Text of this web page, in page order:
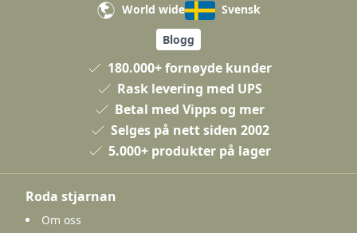
World wide
Svensk
Blogg
180.000+ fornøyde kunder
Rask levering med UPS
Betal med Vipps og mer
Selges på nett siden 2002
5.000+ produkter på lager
Roda stjarnan
Om oss